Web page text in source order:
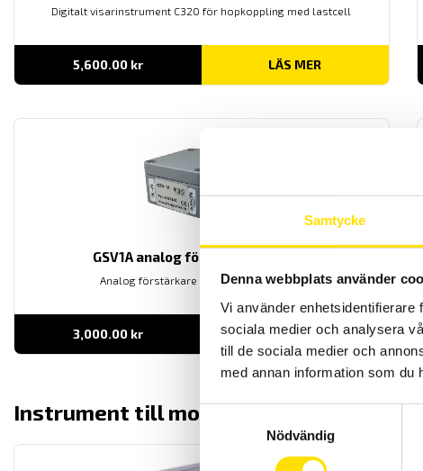
Samtycke
Denna webbplats använder
Vi använder enhetsidentifierare
sociala medier och analysera
till de sociala medier och
med annan information som du
Nödvändig
Digitalt visarinstrument C320 för hopkoppling med lastcell
5,600.00 kr LÄS MER
GSV1A analog förstärkare +/-10V
Analog förstärkare med utsignal +/-10V
3,000.00 kr LÄS MER
Instrument till momentgivare visa